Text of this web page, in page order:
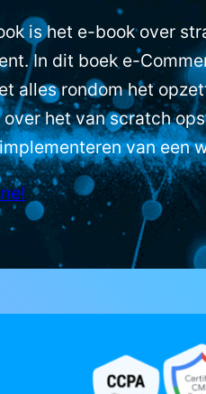
is het e-book over
In dit boek e-
alles rondom het
het van scratch
van een